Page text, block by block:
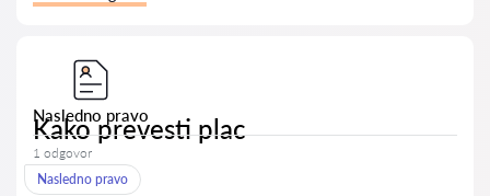
Nasledno pravo
Kako prevesti plac
1 odgovor
Nasledno pravo